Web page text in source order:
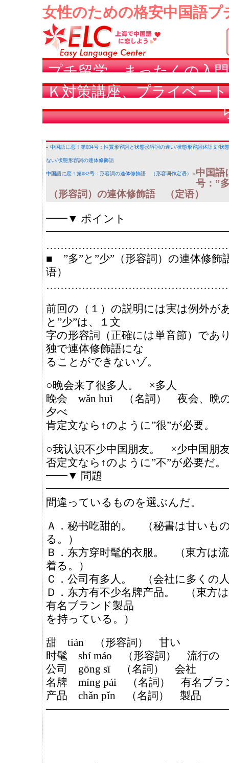
女性のための格安中国語
プチ留学、まったくの入
Ｋ対策講座、プライベー
« 中国語に恋！第034号：性質形容詞と状態形容詞の違い/状態形容詞述語文/状
ない/状態形容詞の連体修飾語
中国語に恋！第032号：形容詞の連体修飾語 （形容词作定语） »中国語
号：”
（形容詞）の連体修飾語 （定语）
━━▼ ポイント
■ ”多”と”少”（形容詞）の連体修
语）
前回の（１）の説明には実は例外が
と”少”は、１文
字の形容詞（正確には単音節）であ
独で連体修飾語にな
ることができないゾ。
○晚会来了很多人。 ×多人
晚会 wǎn huì （名詞） 夜会、晩
夕べ
肯定文なら↑のように”很”が必要。
○我认识不少中国朋友。 ×少中国朋
否定文なら↑のように”不”が必要だ。
━━▼ 問題
間違っているものを選ぶんだ。
Ａ．秘书吃甜的。 （秘書は甘いも
る。）
Ｂ．东方穿时髦的衣服。 （東方は
着る。）
Ｃ．公司有多人。 （会社に多くの
Ｄ．东方有不少名牌产品。 （東方
有名ブランド製品
を持っている。）
甜 tián （形容詞） 甘い
时髦 shí máo （形容詞） 流行の
公司 gōng sī （名詞） 会社
名牌 míng pái （名詞） 有名ブラ
产品 chǎn pǐn （名詞） 製品